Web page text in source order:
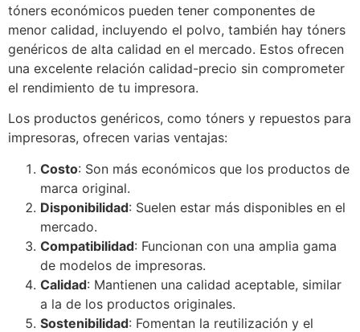
tóners económicos pueden tener componentes de
menor calidad, incluyendo el polvo, también hay tóners
genéricos de alta calidad en el mercado. Estos ofrecen
una excelente relación calidad-precio sin comprometer
el rendimiento de tu impresora.
Los productos genéricos, como tóners y repuestos para
impresoras, ofrecen varias ventajas:
Costo: Son más económicos que los productos de
marca original.
Disponibilidad: Suelen estar más disponibles en el
mercado.
Compatibilidad: Funcionan con una amplia gama
de modelos de impresoras.
Calidad: Mantienen una calidad aceptable, similar
a la de los productos originales.
Sostenibilidad: Fomentan la reutilización y el